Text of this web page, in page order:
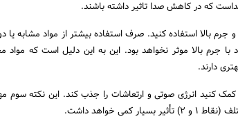
که در کاهش صدا تاثیر داشته باشند.
بالا استفاده کنید. صرف استفاده بیشتر از مواد مشابه یا
با جرم بالا موثر نخواهد بود. این به این دلیل است که
دارند.
کمک کنید انرژی صوتی و ارتعاشات را جذب کند. این نکته سوم
خواهد داشت.